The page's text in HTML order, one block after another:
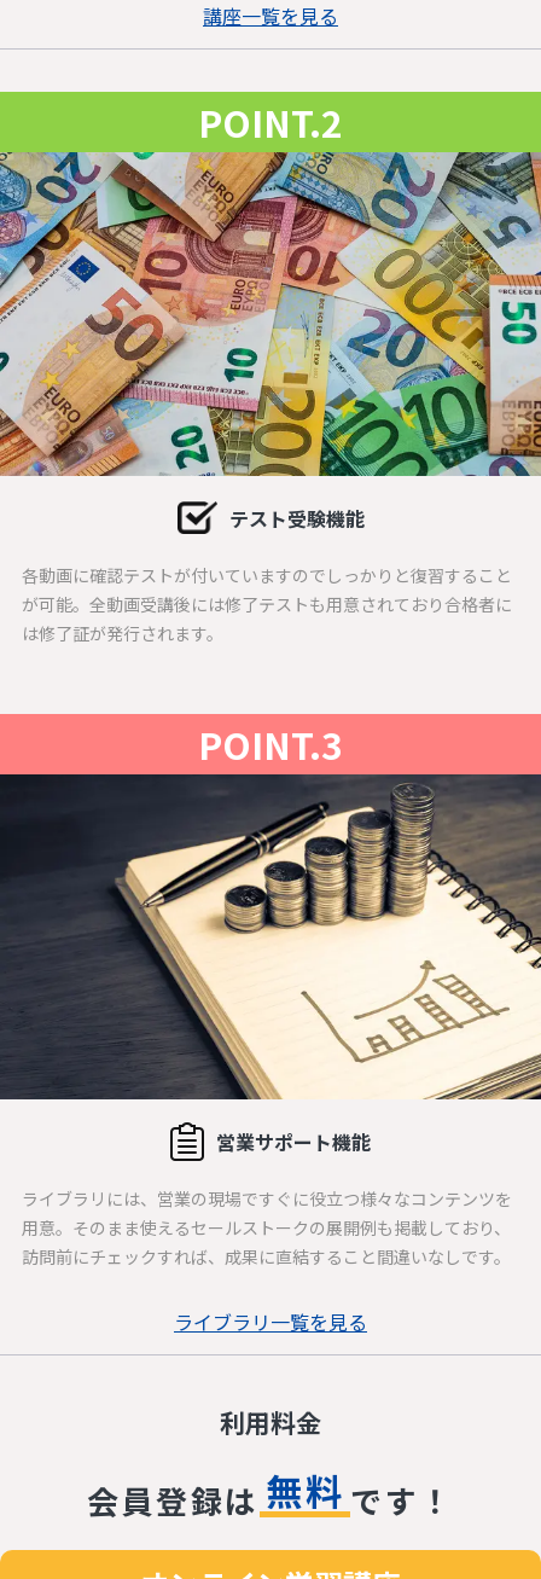
講座一覧を見る
POINT.2
テスト受験機能
各動画に確認テストが付いていますのでしっかりと復習すること
が可能。全動画受講後には修了テストも用意されており合格者に
は修了証が発行されます。
POINT.3
営業サポート機能
ライブラリには、営業の現場ですぐに役立つ様々なコンテンツを
用意。そのまま使えるセールストークの展開例も掲載しており、
訪問前にチェックすれば、成果に直結すること間違いなしです。
ライブラリ一覧を見る
利用料金
会員登録は 無料 です！